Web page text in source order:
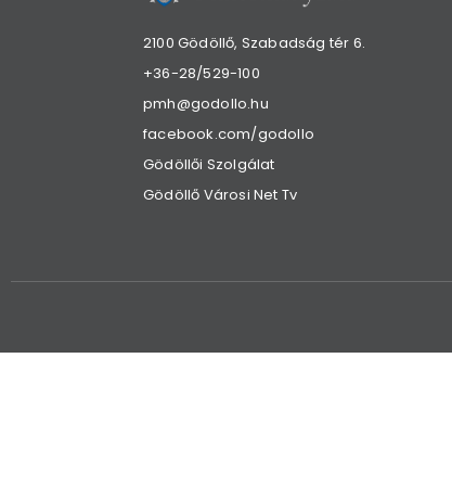
2100 Gödöllő, Szabadság tér 6.
+36-28/529-100
pmh@godollo.hu
facebook.com/godollo
Gödöllői Szolgálat
Gödöllő Városi Net Tv